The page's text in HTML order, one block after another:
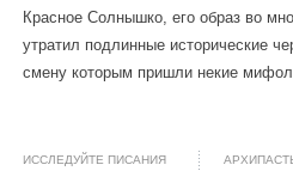
Красное Солнышко, его образ во
утратил подлинные исторические
смену которым пришли некие
ИССЛЕДУЙТЕ ПИСАНИЯ